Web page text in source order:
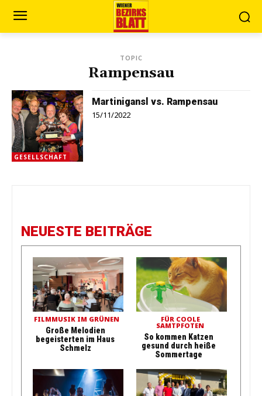
TOPIC
Rampensau
GESELLSCHAFT
Martinigansl vs. Rampensau
15/11/2022
NEUESTE BEITRÄGE
FILMMUSIK IM GRÜNEN
Große Melodien
begeisterten im Haus
Schmelz
FÜR COOLE
SAMTPFOTEN
So kommen Katzen
gesund durch heiße
Sommertage